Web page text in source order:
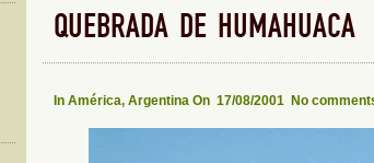
QUEBRADA DE HUMAHUACA
In América, Argentina On 17/08/2001 No